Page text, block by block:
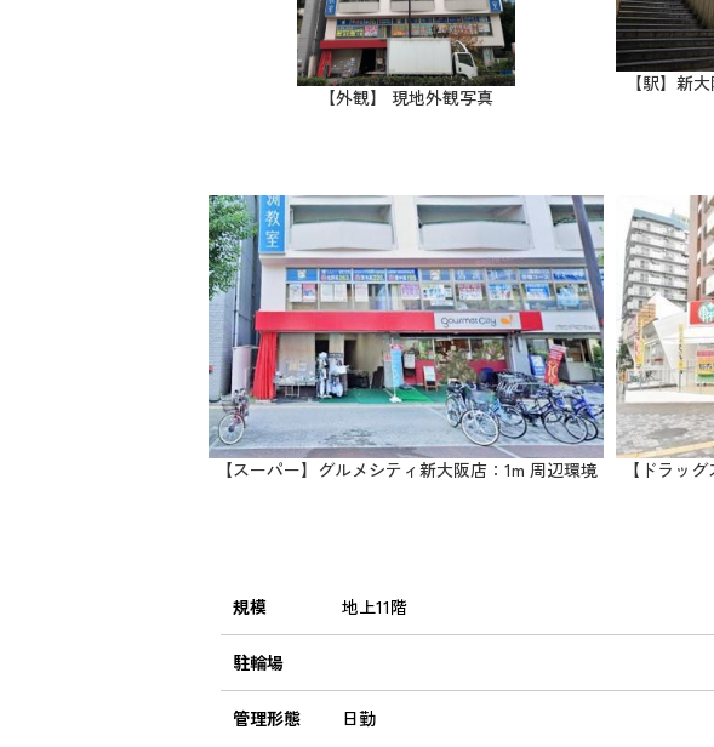
【外観】 現地外観写真
【駅】新
【スーパー】グルメシティ新大阪店：1m 周辺環境
【ドラッ
規模 地上11階
駐輪場
管理形態 日勤